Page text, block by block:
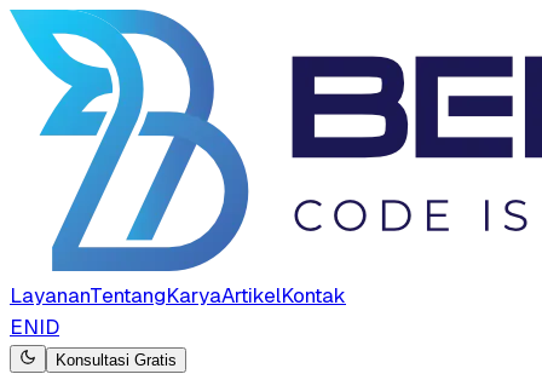
LayananTentangKaryaArtikelKontak
ENID
Konsultasi Gratis